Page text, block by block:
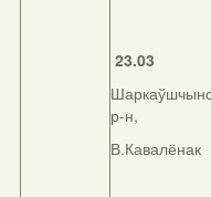
23.03
р-н,
В.Кавалёнак